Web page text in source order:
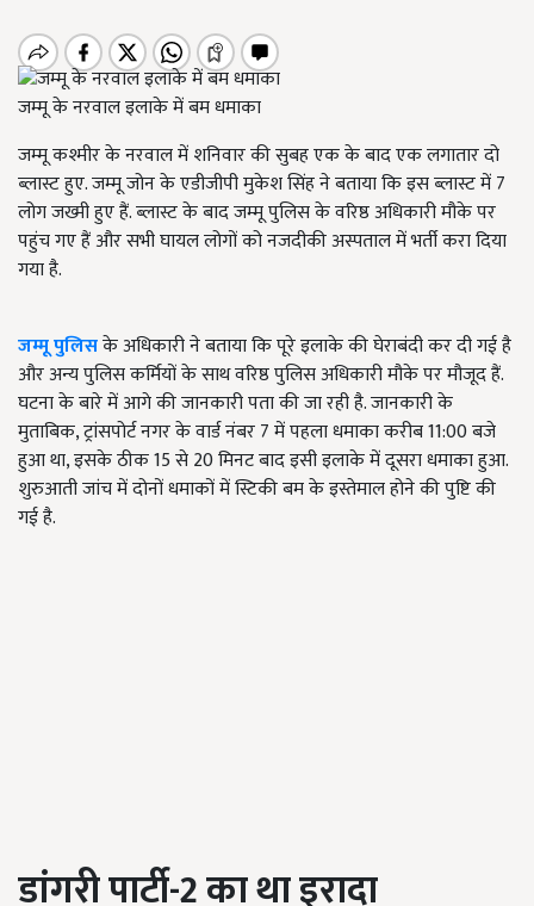
जम्मू के नरवाल इलाके में बम धमाका
जम्मू कश्मीर के नरवाल में शनिवार की सुबह एक के बाद एक लगातार दो
ब्लास्ट हुए. जम्मू जोन के एडीजीपी मुकेश सिंह ने बताया कि इस ब्लास्ट में 7
लोग जख्मी हुए हैं. ब्लास्ट के बाद जम्मू पुलिस के वरिष्ठ अधिकारी मौके पर
पहुंच गए हैं और सभी घायल लोगों को नजदीकी अस्पताल में भर्ती करा दिया
गया है.
जम्मू पुलिसके अधिकारी ने बताया कि पूरे इलाके की घेराबंदी कर दी गई है
और अन्य पुलिस कर्मियों के साथ वरिष्ठ पुलिस अधिकारी मौके पर मौजूद हैं.
घटना के बारे में आगे की जानकारी पता की जा रही है. जानकारी के
मुताबिक, ट्रांसपोर्ट नगर के वार्ड नंबर 7 में पहला धमाका करीब 11:00 बजे
हुआ था, इसके ठीक 15 से 20 मिनट बाद इसी इलाके में दूसरा धमाका हुआ.
शुरुआती जांच में दोनों धमाकों में स्टिकी बम के इस्तेमाल होने की पुष्टि की
गई है.
डांगरी पार्टी-2 का था इरादा